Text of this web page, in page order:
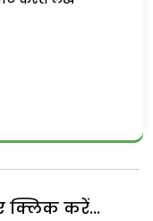
क्लिक करें...